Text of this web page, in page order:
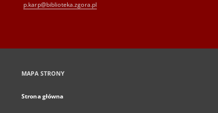
p.karp@biblioteka.zgora.pl
MAPA STRONY
Strona główna